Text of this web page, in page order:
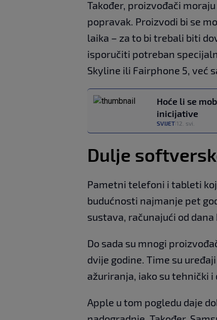
Također, proizvođači
popravak. Proizvodi bi se
laika – za to bi trebali biti
isporučiti potreban
Skyline ili Fairphone 5, već
Hoće li se
inicijative
SVIJET 12. svi.
Dulje
Pametni telefoni i tableti
budućnosti najmanje pet
sustava, računajući od
Do sada su mnogi
dvije godine. Time su
ažuriranja, iako su tehnički
Apple u tom pogledu daje